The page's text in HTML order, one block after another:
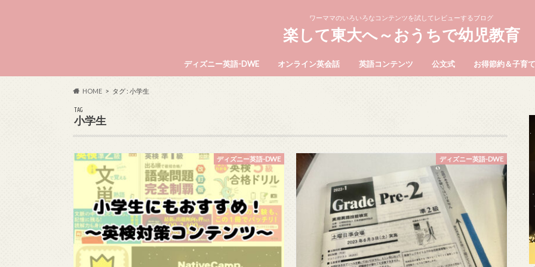
ワーママのいろいろなコンテンツを試してレビューするブログ
楽して東大へ～おうちで幼児教育
ディズニー英語-DWE オンライン英会話 英語コンテンツ 公文式 お得節約＆子育
HOME タグ : 小学生
TAG
小学生
ディズニー英語-DWE ディズニー英語-DWE